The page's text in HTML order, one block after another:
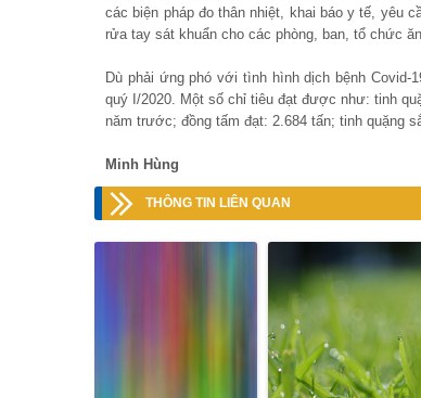
các biện pháp đo thân nhiệt, khai báo y tế, yêu
rửa tay sát khuẩn cho các phòng, ban, tổ chức
Dù phải ứng phó với tình hình dịch bệnh
quý I/2020. Một số chỉ tiêu đạt được như: tinh
năm trước; đồng tấm đạt: 2.684 tấn; tinh quặng
Minh Hùng
THÔNG TIN LIÊN QUAN